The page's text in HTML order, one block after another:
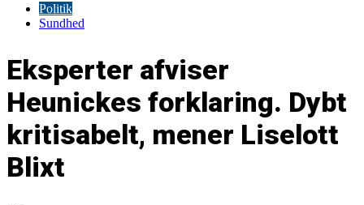
Politik
Sundhed
Eksperter afviser
Heunickes forklaring. Dybt
kritisabelt, mener Liselott
Blixt